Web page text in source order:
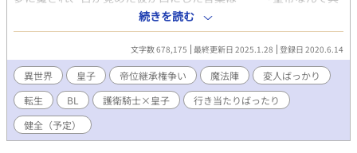
味ねえ！俺は魔法陣究める！」 天使のような容姿に有るまじき口
調で、これまでの人生を全否定するものだった。 ＊ * ＊ * ＊ * ＊
* ＊ 母親である第二皇妃の傀儡だった皇子が前世を思い出して、
我が道を行くようになるお話。主人公は研究者気質の変人皇子
で、お相手は真面目な専属護衛騎士です。 ○注意◯ ・基本コメデ
ィ時折シリアス。 ・健全なBL（予定）なので、R-15は保険。 ・
最初は恋愛要素が少なめ。 ・主人公を筆頭に登場人物が変人ばっ
かり。 ・本来の役割を見失ったルビ。 ・おおまかな話の構成はし
ているが、基本的に行き当たりばったり。 エロエロだったり切な
続きを読む
文字数 678,175 最終更新日 2025.1.28 登録日 2020.6.14
異世界 皇子 帝位継承権争い 魔法陣
変人ばっかり
転生
BL 護衛騎士×皇子
行き当たりばったり
健全（予定）